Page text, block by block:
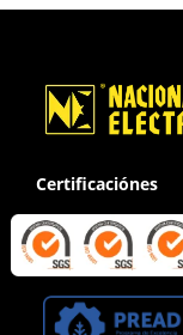
Certificaciónes